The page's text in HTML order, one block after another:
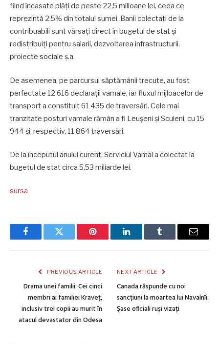
fiind încasate plăți de peste 22,5 milioane lei, ceea ce
reprezintă 2,5% din totalul sumei. Banii colectați de la
contribuabili sunt vărsați direct în bugetul de stat și
redistribuiți pentru salarii, dezvoltarea infrastructurii,
proiecte sociale ș.a.
De asemenea, pe parcursul săptămânii trecute, au fost
perfectate 12 616 declarații vamale, iar fluxul mijloacelor de
transport a constituit 61 435 de traversări. Cele mai
tranzitate posturi vamale rămân a fi Leușeni și Sculeni, cu 15
944 și, respectiv, 11 864 traversări.
De la începutul anului curent, Serviciul Vamal a colectat la
bugetul de stat circa 5,53 miliarde lei.
sursa
FacebookTwitter Pinterest LinkedInTumblr Email
PREVIOUS ARTICLE
Drama unei familii: Cei cinci
membri ai familiei Kraveț,
inclusiv trei copii au murit în
atacul devastator din Odesa
NEXT ARTICLE
Canada răspunde cu noi
sancțiuni la moartea lui Navalnîi:
Șase oficiali ruși vizați